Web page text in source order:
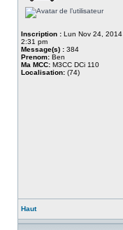
Inscription : Lun Nov 24, 2014
2:31 pm
Message(s) : 384
Prenom: Ben
Ma MCC: M3CC DCi 110
Localisation: (74)
Haut